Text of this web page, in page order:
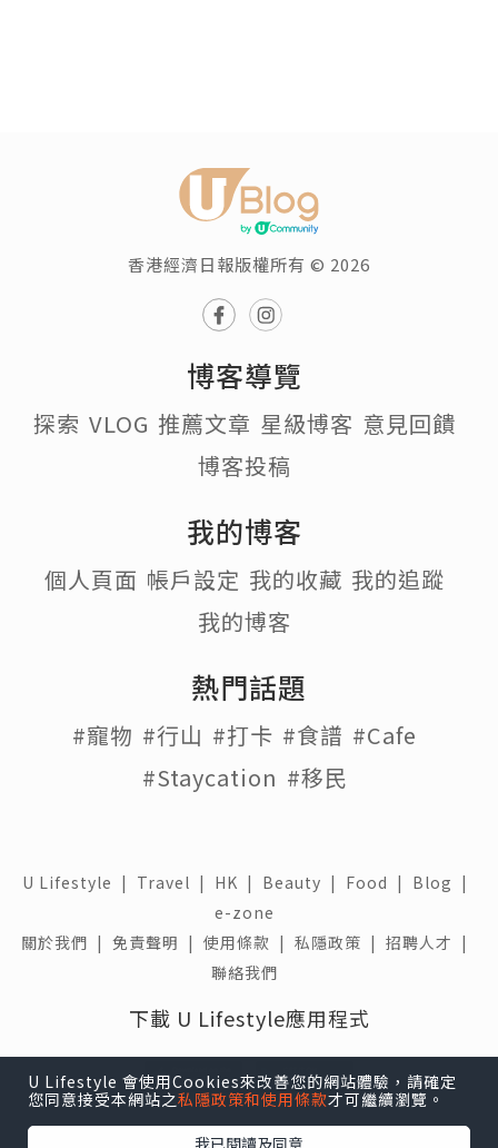
香港經濟日報版權所有 © 2026
博客導覽
探索 VLOG 推薦文章 星級博客 意見回饋
博客投稿
我的博客
個人頁面 帳戶設定 我的收藏 我的追蹤
我的博客
熱門話題
#寵物 #行山 #打卡 #食譜 #Cafe
#Staycation #移民
U Lifestyle | Travel | HK | Beauty | Food | Blog |
e-zone
關於我們 | 免責聲明 | 使用條款 | 私隱政策 | 招聘人才 |
聯絡我們
下載 U Lifestyle應用程式
U Lifestyle 會使用Cookies來改善您的網站體驗，請確定
您同意接受本網站之私隱政策和使用條款才可繼續瀏覽。
我已閱讀及同意